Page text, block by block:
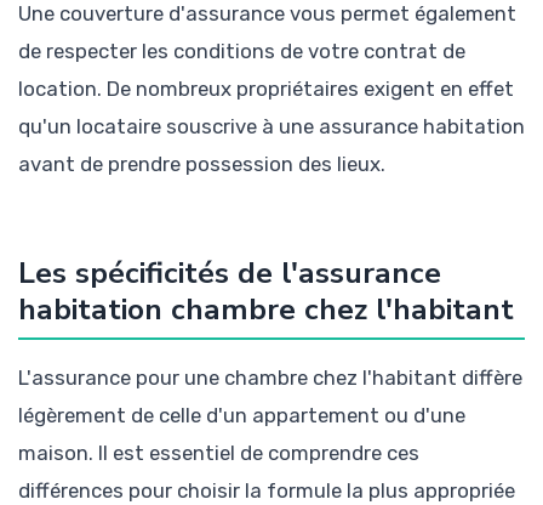
Une couverture d'assurance vous permet également
de respecter les conditions de votre contrat de
location. De nombreux propriétaires exigent en effet
qu'un locataire souscrive à une assurance habitation
avant de prendre possession des lieux.
Les spécificités de l'assurance
habitation chambre chez l'habitant
L'assurance pour une chambre chez l'habitant diffère
légèrement de celle d'un appartement ou d'une
maison. Il est essentiel de comprendre ces
différences pour choisir la formule la plus appropriée